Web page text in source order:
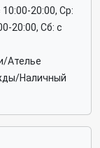
20:00, Ср:
20:00, Сб: c
Ателье
Наличный